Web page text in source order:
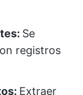
Se
registros
Extraer